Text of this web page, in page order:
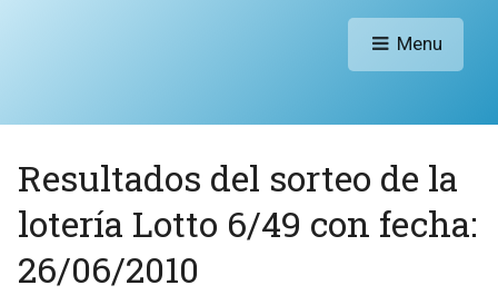
Menu
Resultados del sorteo de la
lotería Lotto 6/49 con fecha:
26/06/2010